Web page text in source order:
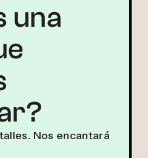
una
Nos encantará